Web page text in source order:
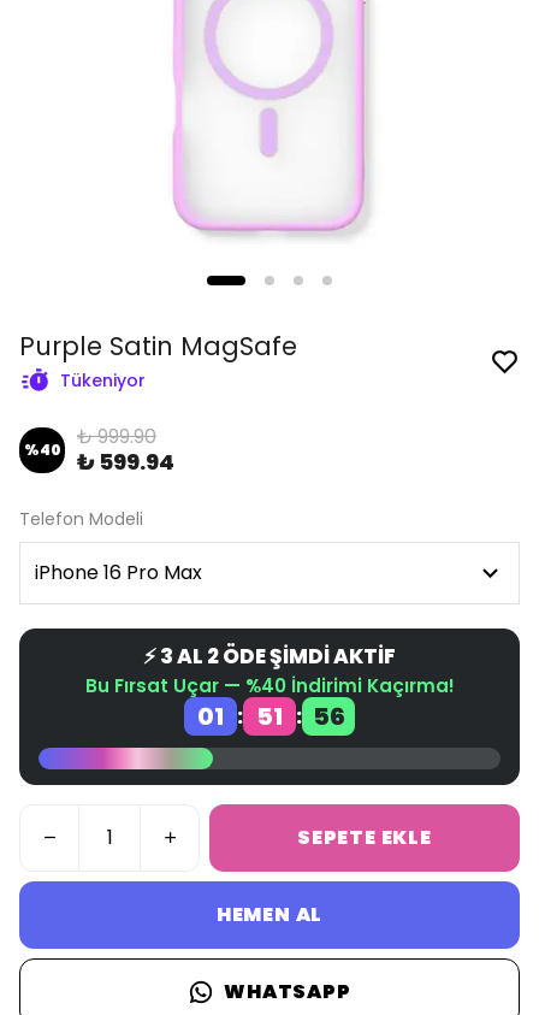
Purple Satin MagSafe
Tükeniyor
%40 ₺ 999.90
₺ 599.94
Telefon Modeli
⚡ 3 AL 2 ÖDE ŞİMDİ AKTİF
Bu Fırsat Uçar — %40 İndirimi Kaçırma!
01 : 51 : 56
SEPETE EKLE
HEMEN AL
WHATSAPP